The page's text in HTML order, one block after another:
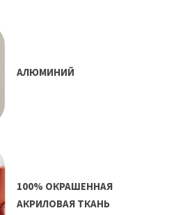
АЛЮМИНИЙ
100% ОКРАШЕННАЯ
АКРИЛОВАЯ ТКАНЬ